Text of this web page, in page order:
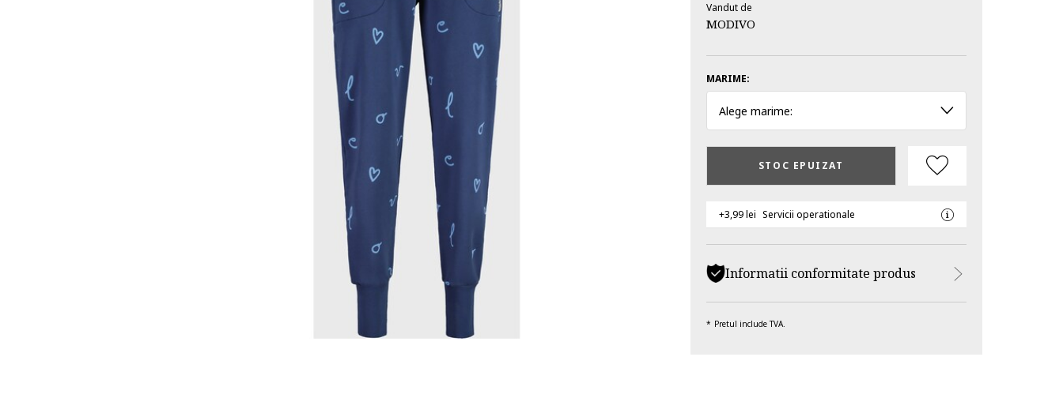
Vandut de
MODIVO
MARIME:
Alege marime:
STOC EPUIZAT
+3,99 lei Servicii operationale
Informatii conformitate produs
Pretul include TVA.